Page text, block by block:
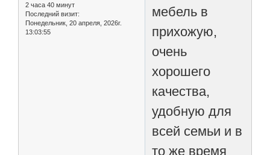
2 часа 40 минут
Последний визит:
Понедельник, 20 апреля, 2026г.
13:03:55
мебель в
прихожую,
очень
хорошего
качества,
удобную для
всей семьи и в
то же время